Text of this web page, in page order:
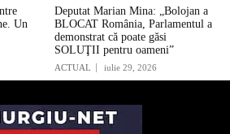
Un
Deputat Marian Mina: „Bolojan a
BLOCAT România, Parlamentul a
demonstrat că poate găsi
SOLUŢII pentru oameni”
ACTUAL iulie 29, 2026